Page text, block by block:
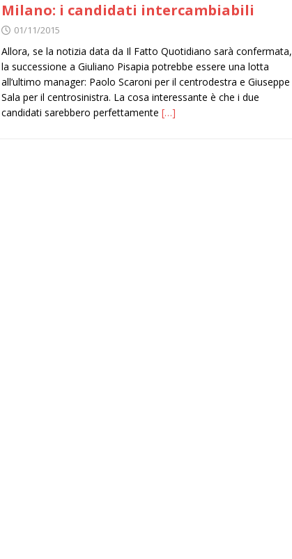
Milano: i candidati intercambiabili
01/11/2015
Allora, se la notizia data da Il Fatto Quotidiano sarà confermata,
la successione a Giuliano Pisapia potrebbe essere una lotta
all’ultimo manager: Paolo Scaroni per il centrodestra e Giuseppe
Sala per il centrosinistra. La cosa interessante è che i due
candidati sarebbero perfettamente […]